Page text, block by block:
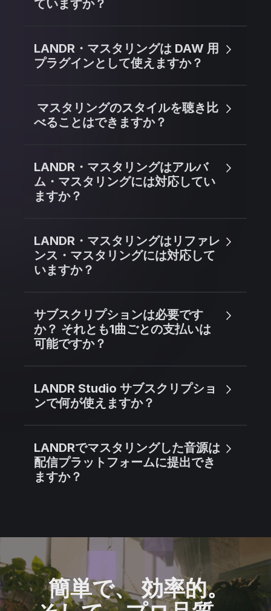
ていますか？
LANDR・マスタリングは DAW 用
プラグインとして使えますか？
マスタリングのスタイルを聴き比
べることはできますか？
LANDR・マスタリングはアルバ
ム・マスタリングには対応してい
ますか？
LANDR・マスタリングはリファレ
ンス・マスタリングには対応して
いますか？
サブスクリプションは必要です
か？ それとも1曲ごとの支払いは
可能ですか？
LANDR Studio サブスクリプショ
ンで何が使えますか？
LANDRでマスタリングした音源は
配信プラットフォームに提出でき
ますか？
簡単で、 効率的。